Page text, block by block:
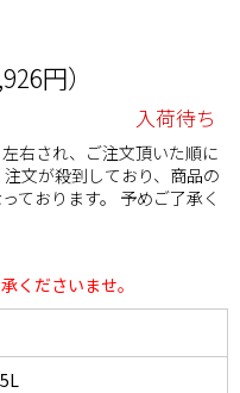
円）
入荷待ち
右され、ご注文頂いた順に
文が殺到しており、商品の
ております。 予めご了承く
くださいませ。